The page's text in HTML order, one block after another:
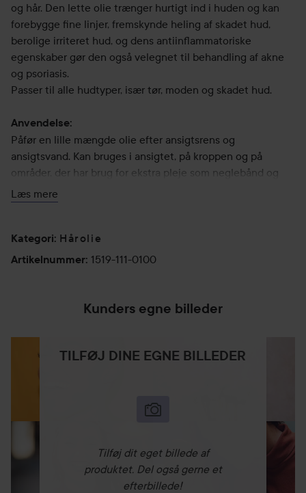
og hår. Den lette olie trænger hurtigt ind i huden og kan
forebygge fine linjer, fremskynde heling af skadet hud,
berolige irriteret hud, og dens antiinflammatoriske
egenskaber gør den også velegnet til behandling af akne
og psoriasis.
Passer til alle hudtyper, især tør, moden og skadet hud.
Anvendelse:
Påfør en lille mængde olie efter ansigtsrens og
ansigtsvand. Kan bruges i ansigtet, på kroppen og på
områder, der har brug for ekstra pleje som neglebånd og
sprukne hæle.
spaltede spidser eller påfør i hovedbunden natten over for
at berolige irriteret hovedbund. Vask håret næste dag.
Læs mere
Kategori: Hårolie
Artikelnummer: 1519-111-0100
Kunders egne billeder
TILFØJ DINE EGNE BILLEDER
Tilføj dit eget billede af
produktet. Del også gerne et
efterbillede!